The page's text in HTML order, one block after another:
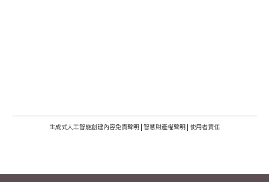
生成式人工智能創建內容免責聲明 | 智慧財產權聲明 | 使用者責任